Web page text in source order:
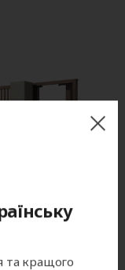
та кращого